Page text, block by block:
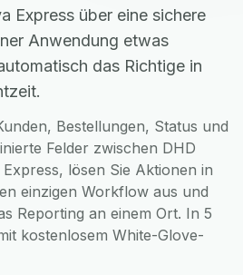
Express über eine sichere
Anwendung etwas
das Richtige in
Bestellungen, Status und
Felder zwischen DHD
lösen Sie Aktionen in
einzigen Workflow aus und
Reporting an einem Ort. In 5
kostenlosem White-Glove-